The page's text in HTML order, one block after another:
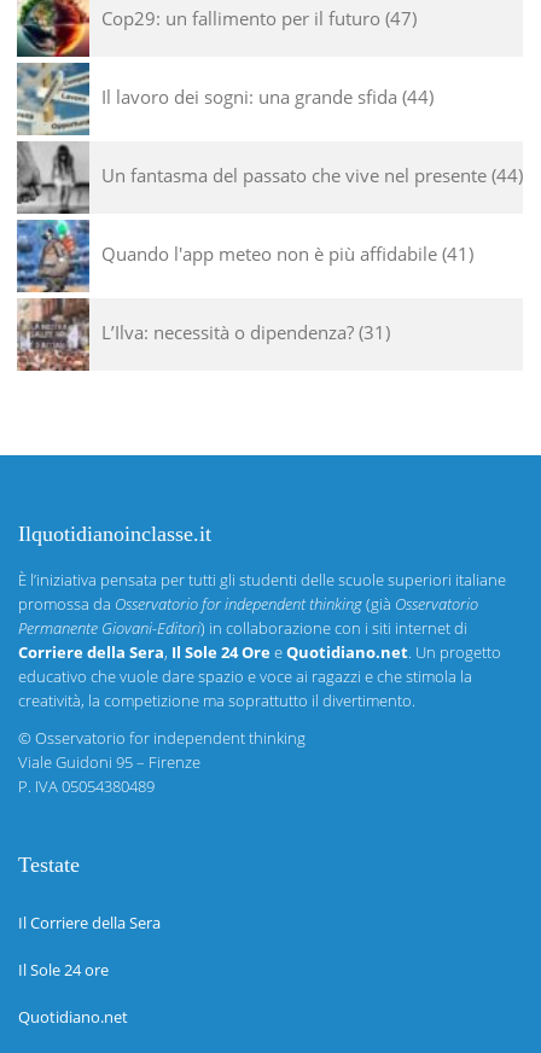
Cop29: un fallimento per il futuro 47
Il lavoro dei sogni: una grande sfida 44
Un fantasma del passato che vive nel presente 44
Quando l'app meteo non è più affidabile 41
L’Ilva: necessità o dipendenza? 31
Ilquotidianoinclasse.it
È l’iniziativa pensata per tutti gli studenti delle scuole superiori italiane
promossa da Osservatorio for independent thinking(già Osservatorio
Permanente Giovani-Editori) in collaborazione con i siti internet di
Corriere della Sera, Il Sole 24 OreeQuotidiano.net. Un progetto
educativo che vuole dare spazio e voce ai ragazzi e che stimola la
creatività, la competizione ma soprattutto il divertimento.
©Osservatorio for independent thinking
Viale Guidoni 95 – Firenze
P. IVA 05054380489
Testate
Il Corriere della Sera
Il Sole 24 ore
Quotidiano.net